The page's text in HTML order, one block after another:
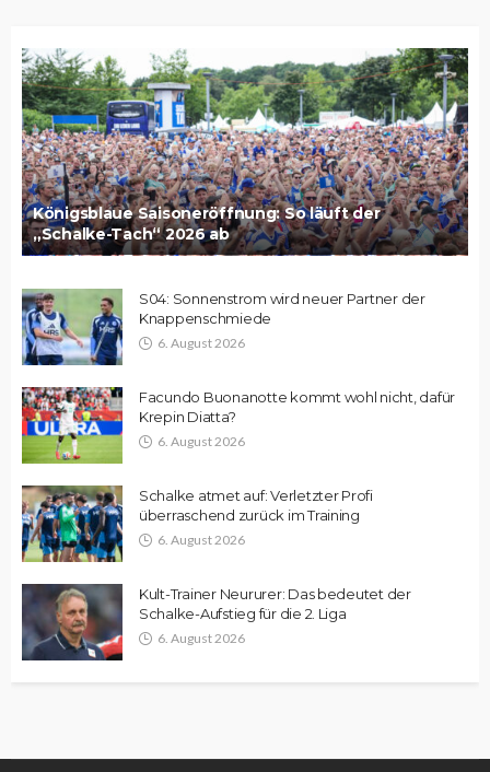
Königsblaue Saisoneröffnung: So läuft der
„Schalke-Tach“ 2026 ab
S04: Sonnenstrom wird neuer Partner der
Knappenschmiede
6. August 2026
Facundo Buonanotte kommt wohl nicht, dafür
Krepin Diatta?
6. August 2026
Schalke atmet auf: Verletzter Profi
überraschend zurück im Training
6. August 2026
Kult-Trainer Neururer: Das bedeutet der
Schalke-Aufstieg für die 2. Liga
6. August 2026